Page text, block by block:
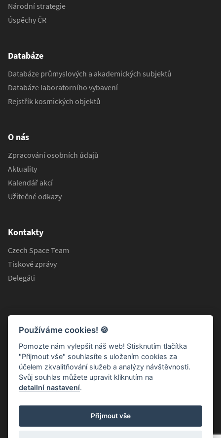
Národní strategie
Úspěchy ČR
Databáze
Databáze průmyslových a akademických subjektů
Databáze laboratorního vybavení
Rejstřík kosmických objektů
O nás
Zpracování osobních údajů
Aktuality
Kalendář akcí
Užitečné odkazy
Kontakty
Czech Space Team
Tiskové zprávy
Delegáti
Informační stránky Koordinační rady ministra dopravy pro
© 2026 Všechna práva vyhrazena.
Používáme cookies! 🍪
Pomozte nám vylepšit náš web! Stisknutím tlačítka
"Přijmout vše" souhlasíte s uložením cookies za
účelem zkvalitňování služeb a analýzy návštěvnosti.
Svůj souhlas můžete upravit kliknutím na
detailní nastavení.
Přijmout vše